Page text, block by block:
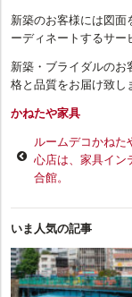
新築のお客様には図面
ーディネートするサー
新築・ブライダルの
格と品質をお届け致し
かねたや家具
ルームデコかねた
心店は、家具イン
合館。
いま人気の記事